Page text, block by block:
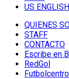
US ENGLISH
QUIENES
STAFF
CONTACTO
Escribe en
RedGol